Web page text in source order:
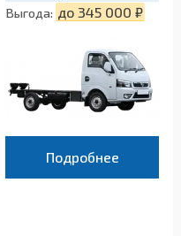
Выгода: до 345 000 ₽
Подробнее